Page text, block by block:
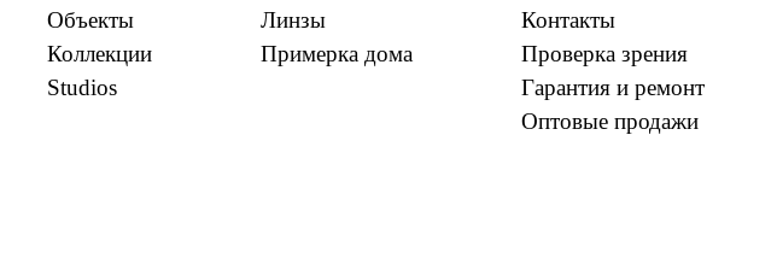
Объекты
Коллекции
Studios
Линзы
Примерка дома
Контакты
Проверка зрения
Гарантия и ремонт
Оптовые продажи